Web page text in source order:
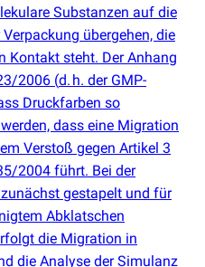
Substanzen auf die
übergehen, die
Kontakt steht. Der Anhang
2006 (d. h. der GMP-
Druckfarben so
dass eine Migration
Verstoß gegen Artikel 3
2004 führt. Bei der
gestapelt und für
Abklatschen
die Migration in
die Analyse der Simulanz